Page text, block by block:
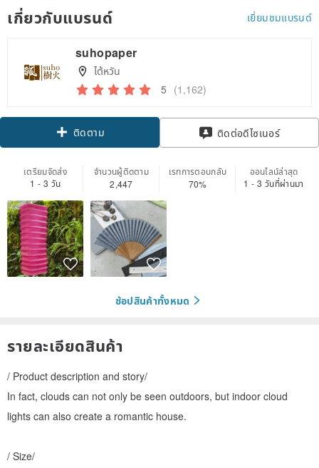
เกี่ยวกับแบรนด์ เยี่ยมชมแบรนด์
suhopaper
ไต้หวัน
5 (1,162)
ติดตาม ติดต่อดีไซเนอร์
เตรียมจัดส่ง
1 - 3 วัน
จำนวนผู้ติดตาม
2,447
เรทการตอบกลับ
70%
ออนไลน์ล่าสุด
1 - 3 วันที่ผ่านมา
ช้อปสินค้าทั้งหมด
รายละเอียดสินค้า
/ Product description and story/
In fact, clouds can not only be seen outdoors, but indoor cloud
lights can also create a romantic house.
/ Size/